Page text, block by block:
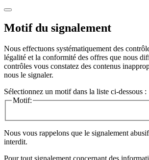
Motif du signalement
Nous effectuons systématiquement des
légalité et la conformité des offres que nous
contrôles vous constatez des contenus
nous le signaler.
Sélectionnez un motif dans la liste ci-dessous :
Motif:
Nous vous rappelons que le signalement
interdit.
Pour tout signalement concernant des